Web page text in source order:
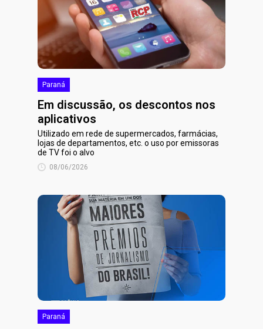
Paraná
Em discussão, os descontos nos
aplicativos
Utilizado em rede de supermercados, farmácias,
lojas de departamentos, etc. o uso por emissoras
de TV foi o alvo
08/06/2026
Paraná